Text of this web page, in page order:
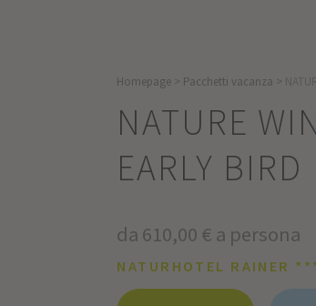
Homepage > Pacchetti vacanza >
NATURE
EARLY BIRD
da 610,00 € a persona
NATURHOTEL RAINER